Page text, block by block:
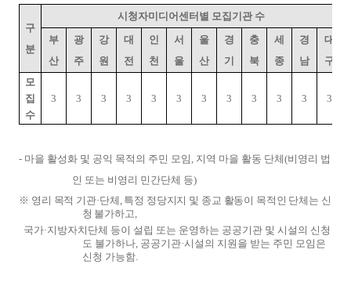
구
분
시청자미디어센터별 모집기관 수
부
산
광
주
강
원
대
전
인
천
서
울
울
산
경
기
충
북
세
종
경
남
대
구
모
집
수
3 3 3 3 3 3 3 3 3 3 3 3
- 마을 활성화 및 공익 목적의 주민 모임 지역 마을 활동 단체(비영리 법
인 또는 비영리 민간단체 등)
※ 영리 목적 기관·단체 특정 정당지지 및 종교 활동이 목적인 단체는 신
청 불가하고
국가·지방자치단체 등이 설립 또는 운영하는 공공기관 및 시설의 신청
도 불가하나, 공공기관·시설의 지원을 받는 주민 모임은
신청 가능함.